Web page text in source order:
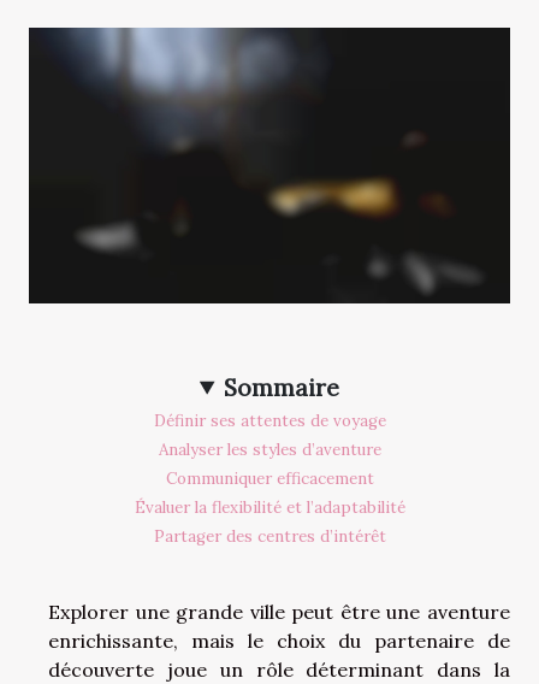
Sommaire
Définir ses attentes de voyage
Analyser les styles d’aventure
Communiquer efficacement
Évaluer la flexibilité et l’adaptabilité
Partager des centres d’intérêt
Explorer une grande ville peut être une aventure
enrichissante, mais le choix du partenaire de
découverte joue un rôle déterminant dans la